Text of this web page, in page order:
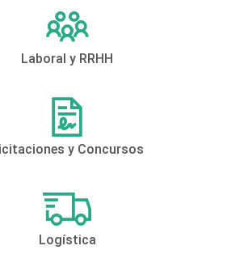
Laboral y RRHH
y Concursos
Logística